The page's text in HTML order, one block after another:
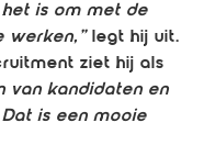
is om met de
werken,”legt hij uit.
ziet hij als
van kandidaten en
is een mooie